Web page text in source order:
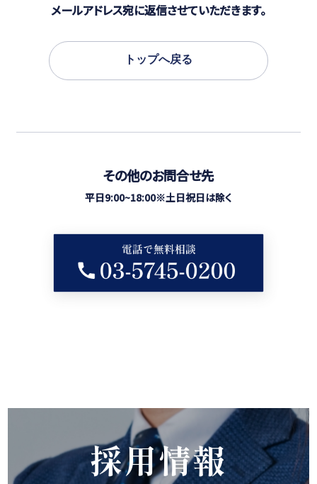
メールアドレス宛に返信させていただきます。
トップへ戻る
その他のお問合せ先
平日9:00~18:00※土日祝日は除く
採用情報